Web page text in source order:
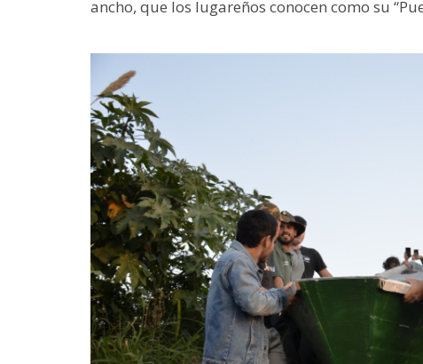
ancho, que los lugareños conocen como su